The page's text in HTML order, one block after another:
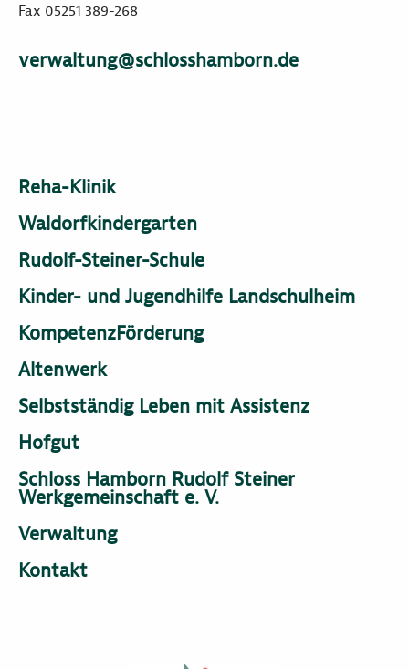
Fax 05251 389-268
verwaltung@schlosshamborn.de
Reha-Klinik
Waldorfkindergarten
Rudolf-Steiner-Schule
Kinder- und Jugendhilfe Landschulheim
KompetenzFörderung
Altenwerk
Selbstständig Leben mit Assistenz
Hofgut
Schloss Hamborn Rudolf Steiner
Werkgemeinschaft e. V.
Verwaltung
Kontakt